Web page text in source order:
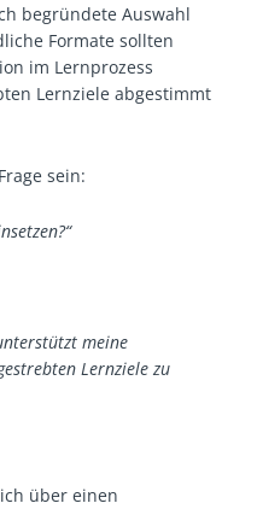
begründete Auswahl
Formate sollten
im Lernprozess
Lernziele abgestimmt
sein:
meine
Lernziele zu
über einen